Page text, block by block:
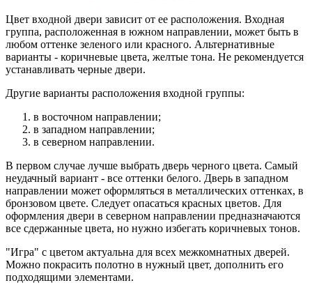
Цвет входной двери зависит от ее расположения. Входная
группа, расположенная в южном направлении, может быть в
любом оттенке зеленого или красного. Альтернативные
варианты - коричневые цвета, желтые тона. Не рекомендуется
устанавливать черные двери.
Другие варианты расположения входной группы:
в восточном направлении;
в западном направлении;
в северном направлении.
В первом случае лучше выбрать дверь черного цвета. Самый
неудачный вариант - все оттенки белого. Дверь в западном
направлении может оформляться в металлических оттенках, в
бронзовом цвете. Следует опасаться красных цветов. Для
оформления двери в северном направлении предназначаются
все сдержанные цвета, но нужно избегать коричневых тонов.
"Игра" с цветом актуальна для всех межкомнатных дверей.
Можно покрасить полотно в нужный цвет, дополнить его
подходящими элементами.